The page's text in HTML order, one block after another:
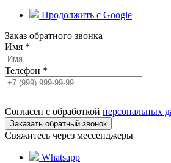
Продолжить с Google
Заказ обратного звонка
Имя *
Телефон *
Согласен с обработкой персональных
Свяжитесь через мессенджеры
Whatsapp